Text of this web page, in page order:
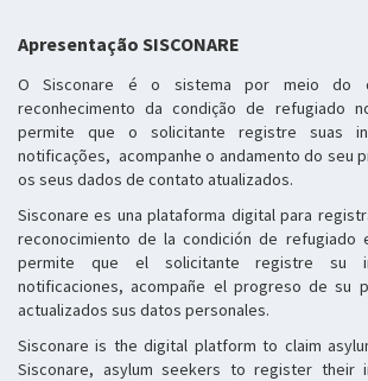
Apresentação SISCONARE
O Sisconare é o sistema por meio do
reconhecimento da condição de refugiado
permite que o solicitante registre suas
notificações, acompanhe o andamento do seu
os seus dados de contato atualizados.
Sisconare es una plataforma digital para
reconocimiento de la condición de refugiado
permite que el solicitante registre su
notificaciones, acompañe el progreso de su
actualizados sus datos personales.
Sisconare is the digital platform to claim
Sisconare, asylum seekers to register their